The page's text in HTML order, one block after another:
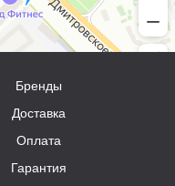
Бренды
Доставка
Оплата
Гарантия